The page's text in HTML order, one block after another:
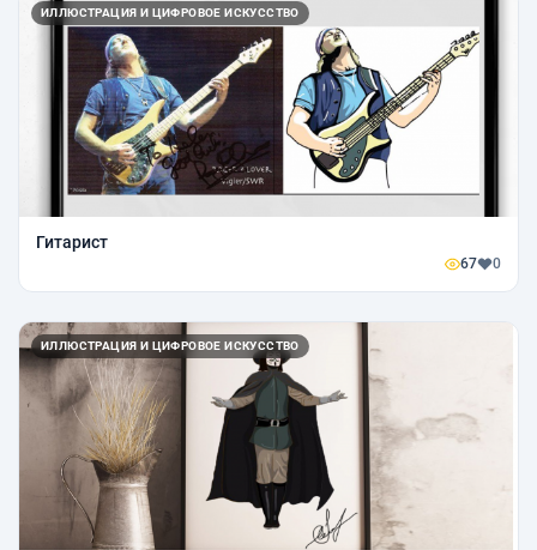
ИЛЛЮСТРАЦИЯ И ЦИФРОВОЕ ИСКУССТВО
Гитарист
67 0
ИЛЛЮСТРАЦИЯ И ЦИФРОВОЕ ИСКУССТВО